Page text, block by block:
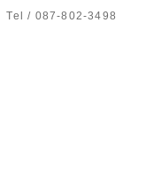
Tel / 087-802-3498